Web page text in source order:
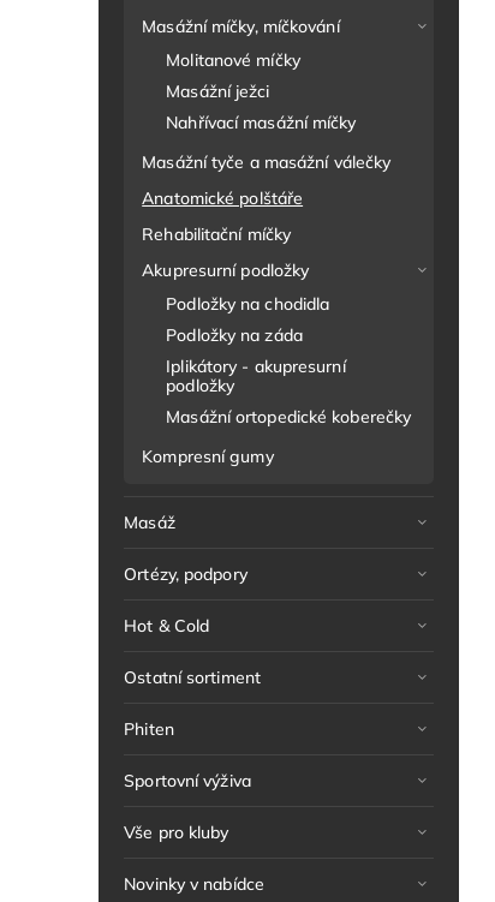
Masážní míčky, míčkování
Molitanové míčky
Masážní ježci
Nahřívací masážní míčky
Masážní tyče a masážní válečky
Anatomické polštáře
Rehabilitační míčky
Akupresurní podložky
Podložky na chodidla
Podložky na záda
Iplikátory - akupresurní
podložky
Masážní ortopedické koberečky
Kompresní gumy
Masáž
Ortézy, podpory
Hot & Cold
Ostatní sortiment
Phiten
Sportovní výživa
Vše pro kluby
Novinky v nabídce